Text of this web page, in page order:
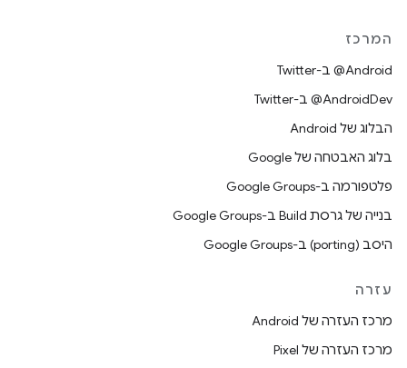
המרכז
‎@Android ב-Twitter
‎@AndroidDev ב-Twitter
הבלוג של Android
בלוג האבטחה של Google
פלטפורמה ב-Google Groups
בנייה של גרסת Build ב-Google Groups
היסב (porting) ב-Google Groups
עזרה
מרכז העזרה של Android
מרכז העזרה של Pixel